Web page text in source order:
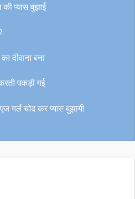
प्यास बुझाई
दीवाना बना
पकड़ी गई
गर्ल चोद कर प्यास बुझायी